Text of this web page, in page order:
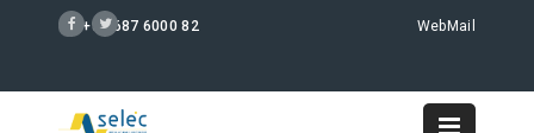
+34 687 6000 82 WebMail